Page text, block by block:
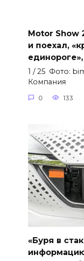
Motor Show
и поехал,
1 / 25 Фото:
Компания
0 133
«Буря в